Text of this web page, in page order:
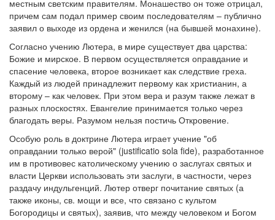
местным светским правителям. Монашество он тоже отрицал,
причем сам подал пример своим последователям – публично
заявил о выходе из ордена и женился (на бывшей монахине).
Согласно учению Лютера, в мире существует два царства:
Божие и мирское. В первом осуществляется оправдание и
спасение человека, второе возникает как следствие греха.
Каждый из людей принадлежит первому как христианин, а
второму – как человек. При этом вера и разум также лежат в
разных плоскостях. Евангелие принимается только через
благодать веры. Разумом нельзя постичь Откровение.
Особую роль в доктрине Лютера играет учение "об
оправдании только верой" (justificatio sola fide), разработанное
им в противовес католическому учению о заслугах святых и
власти Церкви использовать эти заслуги, в частности, через
раздачу индульгенций. Лютер отверг почитание святых (а
также иконы, св. мощи и все, что связано с культом
Богородицы и святых), заявив, что между человеком и Богом